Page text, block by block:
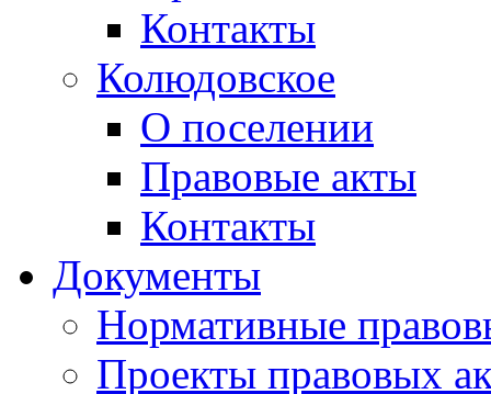
Контакты
Колюдовское
О поселении
Правовые акты
Контакты
Документы
Нормативные
Проекты правовых